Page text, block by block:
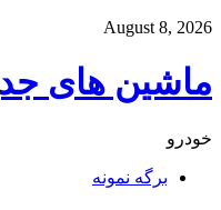
August 8, 2026
ماشین های
خودرو
برگه نمونه